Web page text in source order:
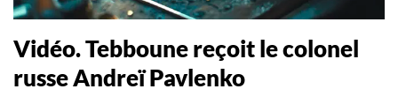
Vidéo. Tebboune reçoit le colonel
russe Andreï Pavlenko